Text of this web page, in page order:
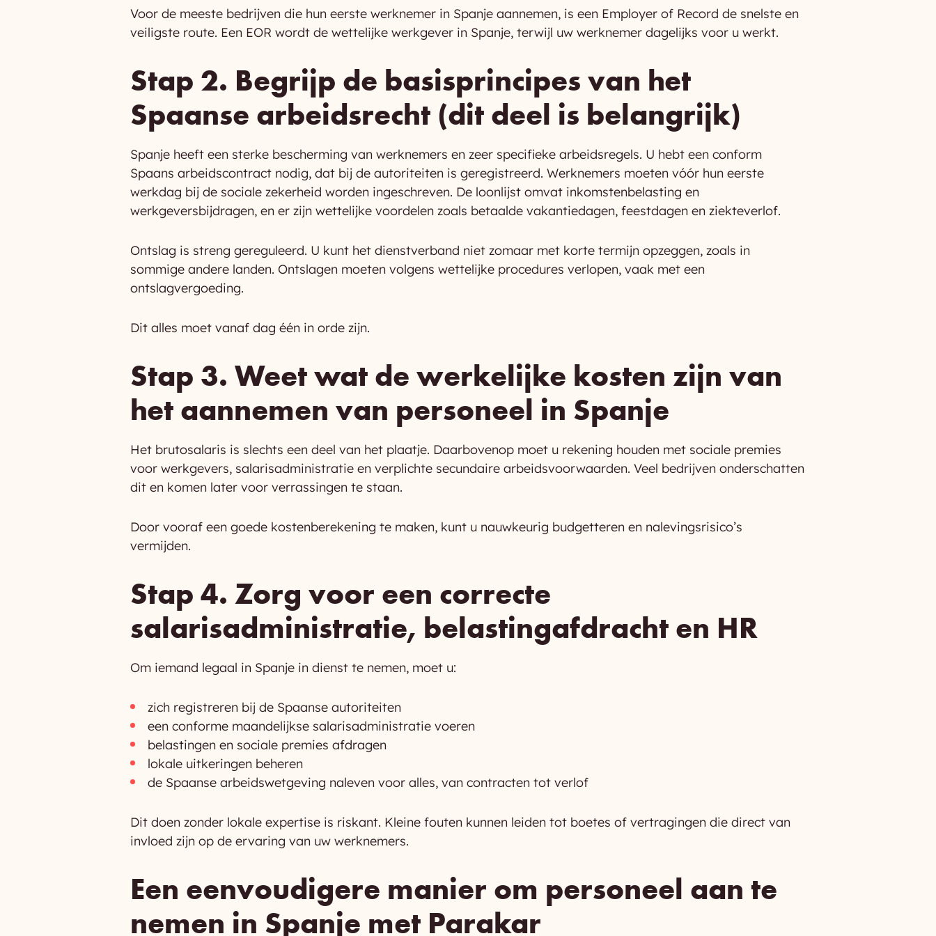
Voor de meeste bedrijven die hun eerste werknemer in Spanje aannemen, is een Employer of Record de snelste en
veiligste route. Een EOR wordt de wettelijke werkgever in Spanje, terwijl uw werknemer dagelijks voor u werkt.
Stap 2. Begrijp de basisprincipes van het
Spaanse arbeidsrecht (dit deel is belangrijk)
Spanje heeft een sterke bescherming van werknemers en zeer specifieke arbeidsregels. U hebt een conform
Spaans arbeidscontract nodig, dat bij de autoriteiten is geregistreerd. Werknemers moeten vóór hun eerste
werkdag bij de sociale zekerheid worden ingeschreven. De loonlijst omvat inkomstenbelasting en
werkgeversbijdragen, en er zijn wettelijke voordelen zoals betaalde vakantiedagen, feestdagen en ziekteverlof.
Ontslag is streng gereguleerd. U kunt het dienstverband niet zomaar met korte termijn opzeggen, zoals in
sommige andere landen. Ontslagen moeten volgens wettelijke procedures verlopen, vaak met een
ontslagvergoeding.
Dit alles moet vanaf dag één in orde zijn.
Stap 3. Weet wat de werkelijke kosten zijn van
het aannemen van personeel in Spanje
Het brutosalaris is slechts een deel van het plaatje. Daarbovenop moet u rekening houden met sociale premies
voor werkgevers, salarisadministratie en verplichte secundaire arbeidsvoorwaarden. Veel bedrijven onderschatten
dit en komen later voor verrassingen te staan.
Door vooraf een goede kostenberekening te maken, kunt u nauwkeurig budgetteren en nalevingsrisico’s
vermijden.
Stap 4. Zorg voor een correcte
salarisadministratie, belastingafdracht en HR
Om iemand legaal in Spanje in dienst te nemen, moet u:
zich registreren bij de Spaanse autoriteiten
een conforme maandelijkse salarisadministratie voeren
belastingen en sociale premies afdragen
lokale uitkeringen beheren
de Spaanse arbeidswetgeving naleven voor alles, van contracten tot verlof
Dit doen zonder lokale expertise is riskant. Kleine fouten kunnen leiden tot boetes of vertragingen die direct van
invloed zijn op de ervaring van uw werknemers.
Een eenvoudigere manier om personeel aan te
nemen in Spanje met Parakar